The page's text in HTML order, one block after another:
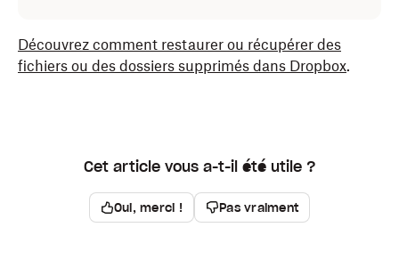
Découvrez comment restaurer ou récupérer des
fichiers ou des dossiers supprimés dans Dropbox.
Cet article vous a-t-il été utile ?
Oui, merci ! Pas vraiment